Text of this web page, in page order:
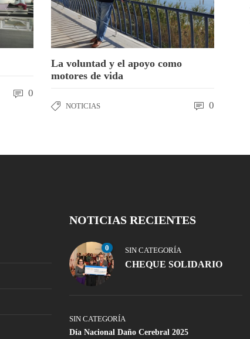
0
La voluntad y el apoyo como
motores de vida
NOTICIAS 0
NOTICIAS RECIENTES
0 SIN CATEGORÍA
CHEQUE SOLIDARIO
SIN CATEGORÍA
Día Nacional Daño Cerebral 2025